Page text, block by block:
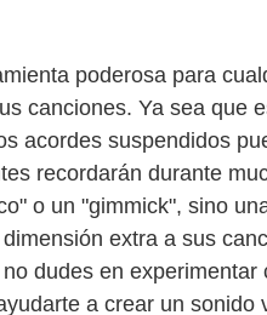
poderosa para
canciones. Ya sea que
acordes suspendidos
recordarán durante
o un "gimmick", sino
extra a sus
dudes en experimentar
a crear un sonido